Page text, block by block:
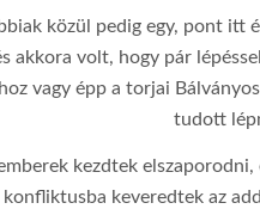
közül pedig egy, pont itt
akkora volt, hogy pár
vagy épp a torjai
tudott
kezdtek elszaporodni,
konfliktusba keveredtek az